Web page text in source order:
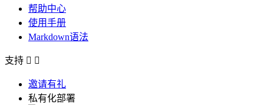
帮助中心
使用手册
Markdown语法
支持  
邀请有礼
私有化部署